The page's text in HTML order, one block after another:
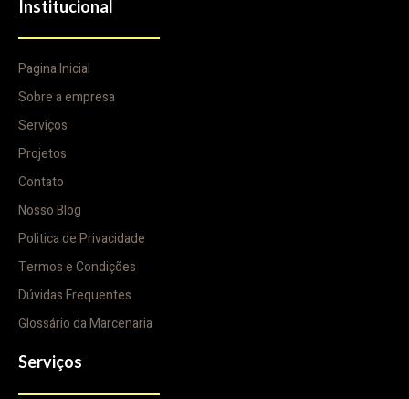
Institucional
Pagina Inicial
Sobre a empresa
Serviços
Projetos
Contato
Nosso Blog
Politica de Privacidade
Termos e Condições
Dúvidas Frequentes
Glossário da Marcenaria
Serviços